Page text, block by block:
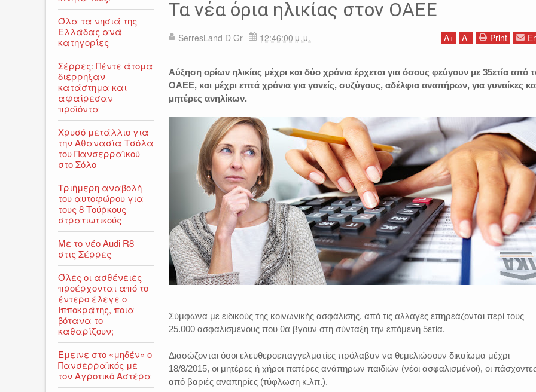
Τα νέα όρια ηλικίας στον ΟΑΕΕ
SerresLand D Gr 12:46:00 μ.μ. A+ A- Print
Αύξηση ορίων ηλικίας μέχρι και δύο χρόνια έρχεται για όσους φεύγουν με 35ετία από
ΟΑΕΕ, και μέχρι επτά χρόνια για γονείς, συζύγους, αδέλφια αναπήρων, για γυναίκες
μητέρες ανηλίκων.
Σύμφωνα με ειδικούς της κοινωνικής ασφάλισης, από τις αλλαγές επηρεάζονται περί τους
25.000 ασφαλισμένους που θα βγουν στη σύνταξη την επόμενη 5ετία.
Διασώζονται όσοι ελευθεροεπαγγελματίες πρόλαβαν να θεμελιώσουν δικαίωμα μέχρι
18/8/2015, οι μητέρες ή χήροι πατέρες ανάπηρων παιδιών (νέοι ασφαλισμένοι), οι
από βαριές αναπηρίες (τύφλωση κ.λπ.).
Όλα τα νησιά της
Ελλάδας ανά
κατηγορίες
Σέρρες: Πέντε άτομα
διέρρηξαν
κατάστημα και
αφαίρεσαν
προϊόντα
Χρυσό μετάλλιο για
την Αθανασία Τσόλα
του Πανσερραϊκού
στο Σόλο
Τριήμερη αναβολή
του αυτοφώρου για
τους 8 Τούρκους
στρατιωτικούς
Με το νέο Audi R8
στις Σέρρες
Όλες οι ασθένειες
προέρχονται από το
έντερο έλεγε ο
Ιπποκράτης, ποια
βότανα το
καθαρίζουν;
Εμεινε στο «μηδέν» o
Πανσερραϊκός με
τον Αγροτικό Αστέρα